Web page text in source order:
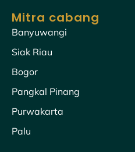
Mitra cabang
Banyuwangi
Siak Riau
Bogor
Pangkal Pinang
Purwakarta
Palu